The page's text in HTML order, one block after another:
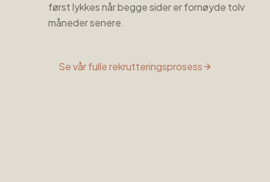
først lykkes når begge sider er fornøyde tolv
måneder senere.
Se vår fulle rekrutteringsprosess